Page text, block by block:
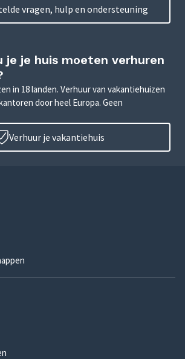
vragen, hulp en ondersteuning
je je huis moeten verhuren
in 18 landen. Verhuur van vakantiehuizen
door heel Europa. Geen
Verhuur je vakantiehuis